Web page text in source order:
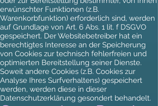
erwünschter Funktionen (z.B.
Warenkorbfunktion) erforderlich sind, werden
auf Grundlage von Art. 6 Abs. 1 lit. f DSGVO
gespeichert. Der Websitebetreiber hat ein
berechtigtes Interesse an der Speicherung
von Cookies zur technisch fehlerfreien und
optimierten Bereitstellung seiner Dienste.
Soweit andere Cookies (z.B. Cookies zur
Analyse Ihres Surfverhaltens) gespeichert
werden, werden diese in dieser
Datenschutzerklärung gesondert behandelt.